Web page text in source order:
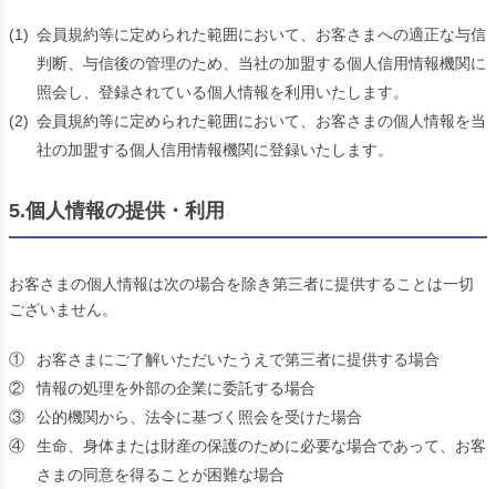
(1) 会員規約等に定められた範囲において、お客さまへの適正な与信
判断、与信後の管理のため、当社の加盟する個人信用情報機関に
照会し、登録されている個人情報を利用いたします。
(2) 会員規約等に定められた範囲において、お客さまの個人情報を当
社の加盟する個人信用情報機関に登録いたします。
5.個人情報の提供・利用
お客さまの個人情報は次の場合を除き第三者に提供することは一切
ございません。
①
お客さまにご了解いただいたうえで第三者に提供する場合
②
情報の処理を外部の企業に委託する場合
③
公的機関から、法令に基づく照会を受けた場合
④
生命、身体または財産の保護のために必要な場合であって、お客
さまの同意を得ることが困難な場合